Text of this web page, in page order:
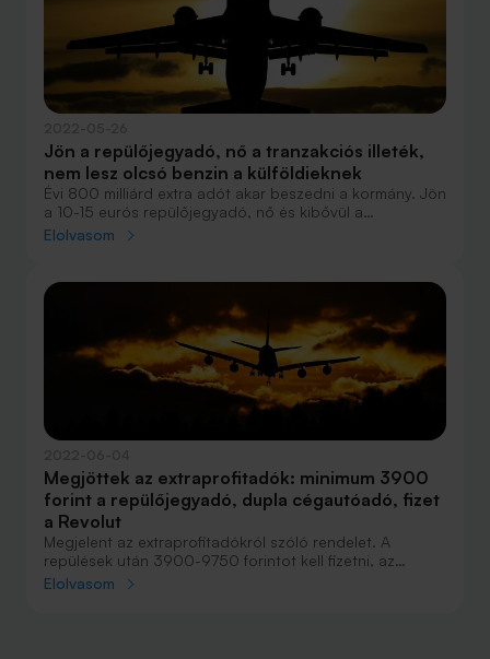
Jön a repülőjegyadó, nő a tranzakciós illeték,
nem lesz olcsó benzin a külföldieknek
Évi 800 milliárd extra adót akar beszedni a kormány. Jön
a 10-15 eurós repülőjegyadó, nő és kibővül a
tranzakciós illeték, a külföldiek pedig nem tankolhatnak
Elolvasom
Megjöttek az extraprofitadók: minimum 3900
forint a repülőjegyadó, dupla cégautóadó, fizet
a Revolut
Megjelent az extraprofitadókról szóló rendelet. A
repülések után 3900-9750 forintot kell fizetni, az
értékpapírügyletekre 0,3 százalék lesz a tranzakciós
Elolvasom